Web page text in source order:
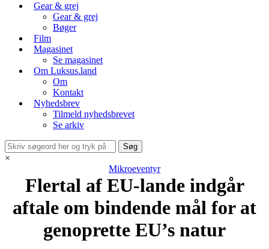
Gear & grej
Gear & grej
Bøger
Film
Magasinet
Se magasinet
Om Luksus.land
Om
Kontakt
Nyhedsbrev
Tilmeld nyhedsbrevet
Se arkiv
×
Mikroeventyr
Flertal af EU-lande indgår
aftale om bindende mål for at
genoprette EU’s natur